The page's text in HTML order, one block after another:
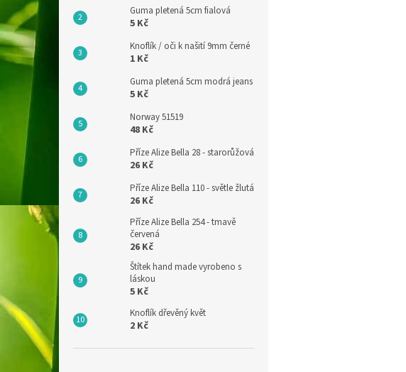
Guma pletená 5cm fialová
5 Kč
Knoflík / oči k našití 9mm černé
1 Kč
Guma pletená 5cm modrá jeans
5 Kč
Norway 51519
48 Kč
Příze Alize Bella 28 - starorůžová
26 Kč
Příze Alize Bella 110 - světle žlutá
26 Kč
Příze Alize Bella 254 - tmavě
červená
26 Kč
Štítek hand made vyrobeno s
láskou
5 Kč
Knoflík dřevěný květ
2 Kč